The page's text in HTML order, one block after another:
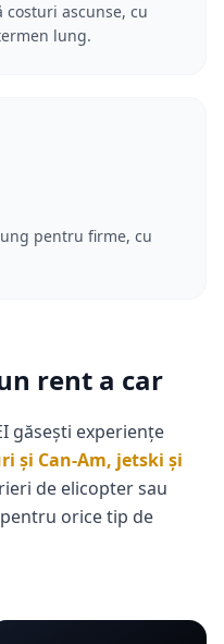
ascunse, cu
lung.
pentru firme, cu
rent a car
găsești experiențe
și Can-Am, jetski și
de elicopter sau
orice tip de